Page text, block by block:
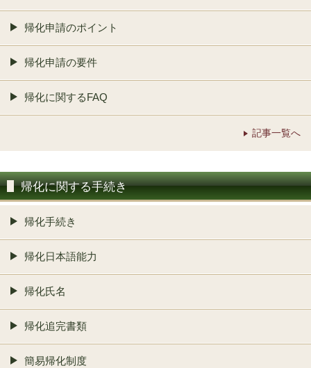
帰化申請のポイント
帰化申請の要件
帰化に関するFAQ
記事一覧へ
帰化に関する手続き
帰化手続き
帰化日本語能力
帰化氏名
帰化追完書類
簡易帰化制度